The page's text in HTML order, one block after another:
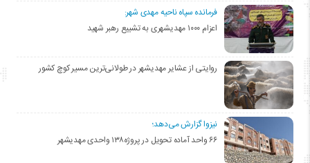
فرمانده سپاه ناحیه مهدی شهر:
اعزام ۱۰۰۰ مهدیشهری به تشییع رهبر شهید
روایتی از عشایر مهدیشهر در طولانی‌ترین مسیر کوچ کشور
نیزوا گزارش می‌دهد؛
۶۶ واحد آماده تحویل در پروژه۱۳۸ واحدی مهدیشهر